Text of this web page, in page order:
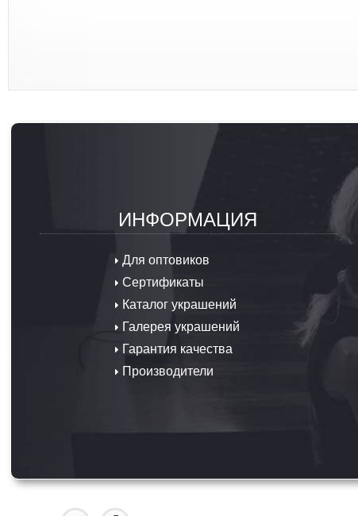
ИНФОРМАЦИЯ
Для оптовиков
Сертификаты
Каталог украшений
Галерея украшений
Гарантия качества
Производители